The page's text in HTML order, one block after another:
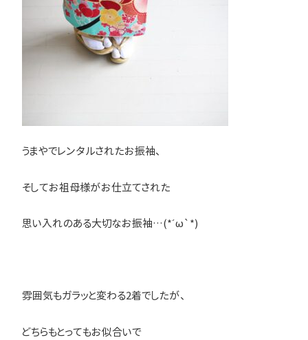
うまやでレンタルされたお振袖、
そしてお祖母様がお仕立てされた
思い入れのある大切なお振袖…(*´ω`*)
雰囲気もガラッと変わる2着でしたが、
どちらもとってもお似合いで